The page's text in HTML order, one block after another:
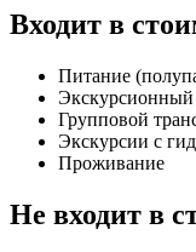
Входит в
Питание
Экскурсионный
Групповой
Экскурсии с
Проживание
Не входит в